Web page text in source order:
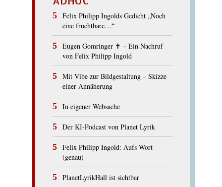
Felix Philipp Ingolds Gedicht „Noch
eine fruchtbare…“
Eugen Gomringer ✝︎ – Ein Nachruf
von Felix Philipp Ingold
Mit Vibe zur Bildgestaltung – Skizze
einer Annäherung
In eigener Websache
Der KI-Podcast von Planet Lyrik
Felix Philipp Ingold: Aufs Wort
(genau)
PlanetLyrikHall ist sichtbar